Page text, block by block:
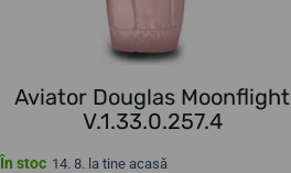
Aviator Douglas Moonflight
V.1.33.0.257.4
În stoc 14. 8. la tine acasă